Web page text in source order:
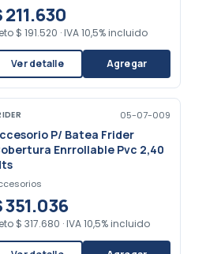
211.630
$ 191.520 · IVA 10,5% incluido
Ver detalle Agregar
05-07-009
P/ Batea Frider
Enrrollable Pvc 2,40
351.036
$ 317.680 · IVA 10,5% incluido